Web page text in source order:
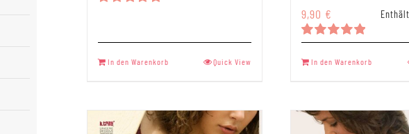
von 5
In den Warenkorb Quick View
mit5.00
9,90 €
In den Warenkorb